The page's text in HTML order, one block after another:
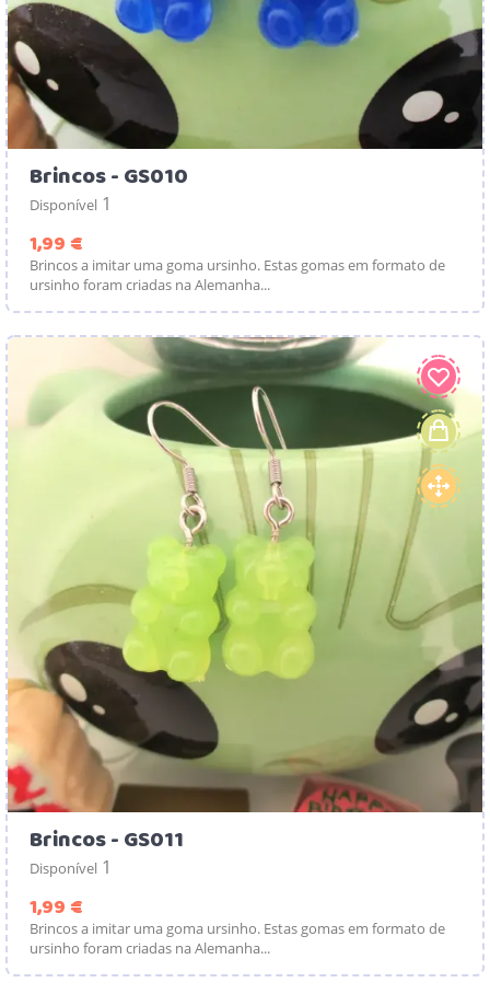
Brincos - GS010
Disponível 1
1,99 €
Brincos a imitar uma goma ursinho. Estas gomas em formato de
ursinho foram criadas na Alemanha...
Brincos - GS011
Disponível 1
1,99 €
Brincos a imitar uma goma ursinho. Estas gomas em formato de
ursinho foram criadas na Alemanha...